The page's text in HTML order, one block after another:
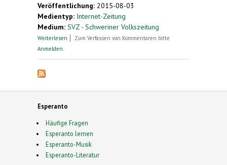
Veröffentlichung: 2015-08-03
Medientyp: Internet-Zeitung
Medium: SVZ - Schweriner Volkszeitung
Weiterlesen über Esperanto. Eine Sprache verbindet
Zum Verfassen von Kommentaren bitte
Anmelden
Esperanto
Häufige Fragen
Esperanto lernen
Esperanto-Musik
Esperanto-Literatur